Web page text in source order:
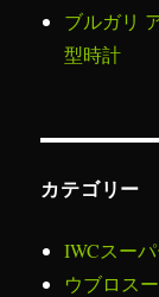
ブルガリ
型時計
カテゴリー
IWCスー
ウブロス